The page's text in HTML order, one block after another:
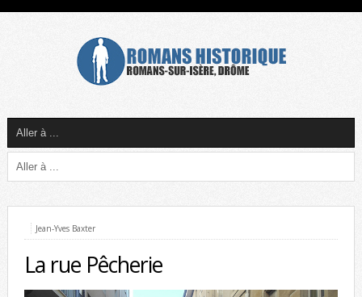
Jean-Yves Baxter
La rue Pêcherie